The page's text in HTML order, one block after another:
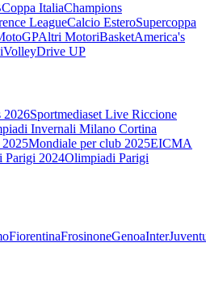
Coppa ItaliaChampions
LeagueCalcio EsteroSupercoppa
Altri MotoriBasketAmerica's
VolleyDrive UP
2026Sportmediaset Live Riccione
Invernali Milano Cortina
Mondiale per club 2025EICMA
Parigi 2024Olimpiadi Parigi
FiorentinaFrosinoneGenoaInter